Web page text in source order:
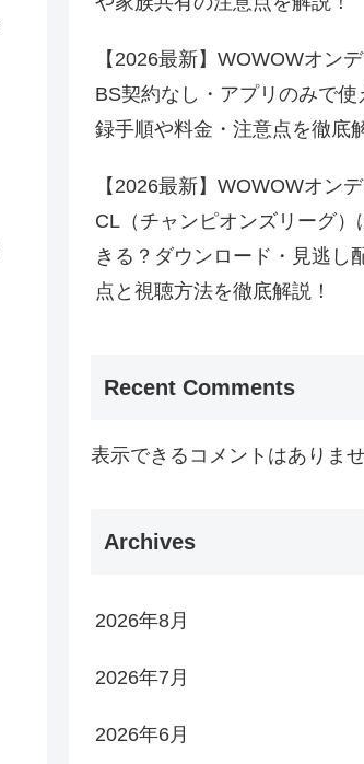
【2026最新】WOWOWオン
BS契約なし・アプリのみで使
録手順や料金・注意点を徹底
【2026最新】WOWOWオン
CL（チャンピオンズリーグ）
きる？ダウンロード・見逃し
点と視聴方法を徹底解説！
Recent Comments
表示できるコメントはありませ
Archives
2026年8月
2026年7月
2026年6月